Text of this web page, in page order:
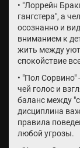
• "Лоррейн
гангстера", а
осознанно и
вниманием к
жить между
спокойствие
• "Пол
чей голос и
баланс между
дисциплина
правила
любой угрозы.